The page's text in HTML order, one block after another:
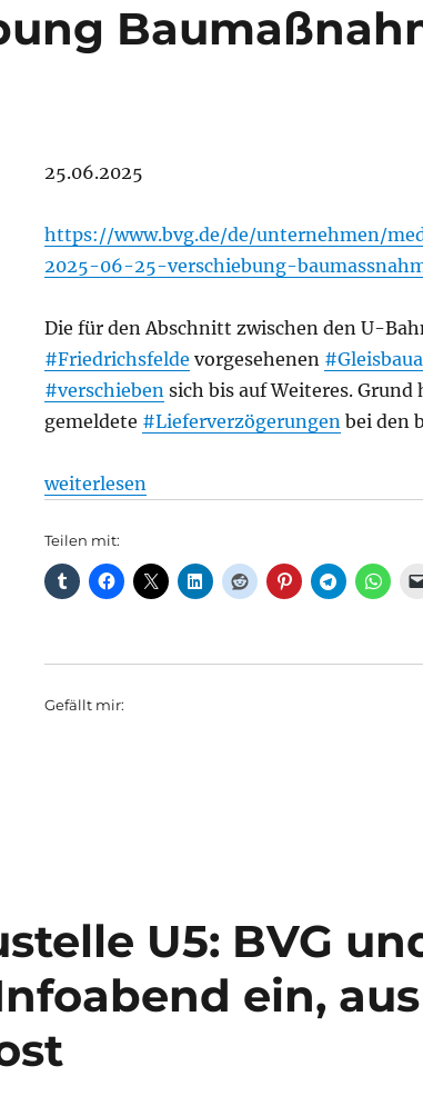
25.06.2025
https://www.bvg.de/de/unternehmen/
2025-06-25-verschiebung-
Die für den Abschnitt zwischen den U-
#Friedrichsfelde vorgesehenen
#verschiebensich bis auf Weiteres.
gemeldete #Lieferverzögerungenbei den
„Verschiebung Baumaßnahme U5, aus
weiterlesen
Teilen mit:
Gefällt mir:
U5: BVG
ein,